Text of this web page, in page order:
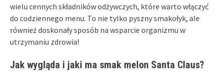
wielu cennych składników odżywczych, które warto włączyć
do codziennego menu. To nie tylko pyszny smakołyk, ale
również doskonały sposób na wsparcie organizmu w
utrzymaniu zdrowia!
Jak wygląda i jaki ma smak melon Santa Claus?